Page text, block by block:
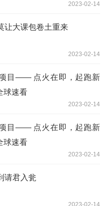
2023-02-14
让大课包卷土重来
2023-02-14
目—— 点火在即，起跑新
球速看
2023-02-14
目—— 点火在即，起跑新
球速看
2023-02-14
请君入瓮
2023-02-14